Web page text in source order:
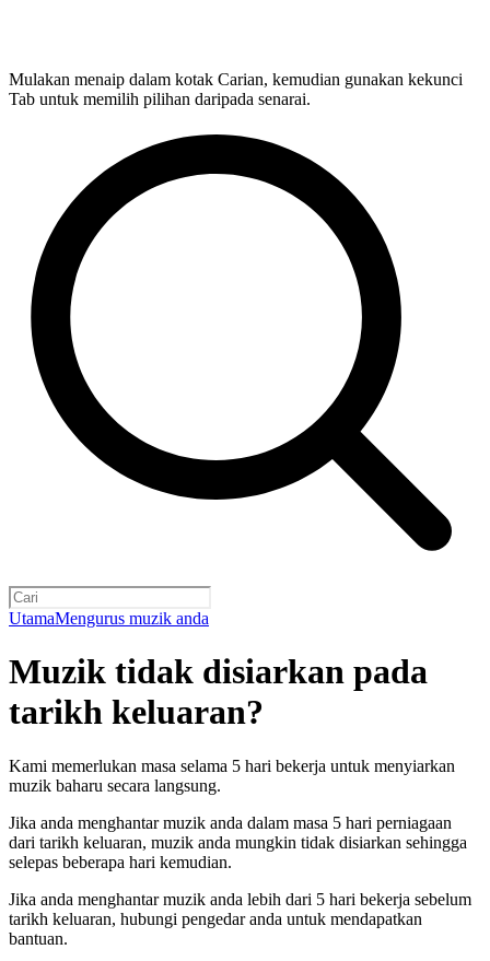
Mulakan menaip dalam kotak Carian, kemudian gunakan kekunci
Tab untuk memilih pilihan daripada senarai.
UtamaMengurus muzik anda
Muzik tidak disiarkan pada
tarikh keluaran?
Kami memerlukan masa selama 5 hari bekerja untuk menyiarkan
muzik baharu secara langsung.
Jika anda menghantar muzik anda dalam masa 5 hari perniagaan
dari tarikh keluaran, muzik anda mungkin tidak disiarkan sehingga
selepas beberapa hari kemudian.
Jika anda menghantar muzik anda lebih dari 5 hari bekerja sebelum
tarikh keluaran, hubungi pengedar anda untuk mendapatkan
bantuan.